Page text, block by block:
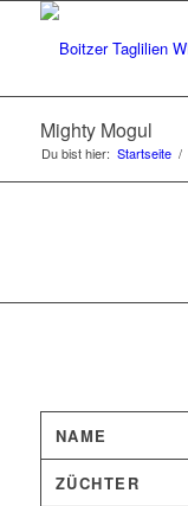
Mighty Mogul
Du bist hier: Startseite /
NAME
ZÜCHTER